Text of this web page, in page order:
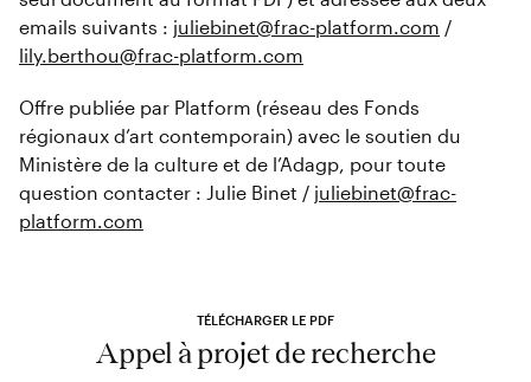
emails suivants : juliebinet@frac-platform.com /
lily.berthou@frac-platform.com
Offre publiée par Platform (réseau des Fonds
régionaux d’art contemporain) avec le soutien du
Ministère de la culture et de l’Adagp, pour toute
question contacter : Julie Binet / juliebinet@frac-
platform.com
TÉLÉCHARGER LE PDF
Appel à projet de recherche